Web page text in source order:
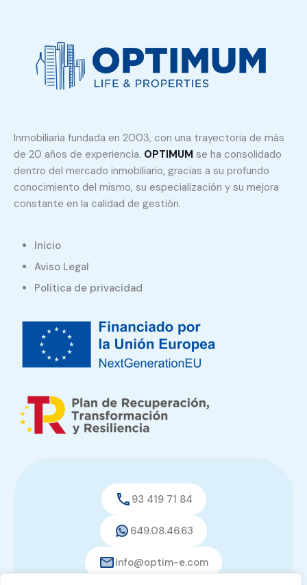
Inmobiliaria fundada en 2003, con una trayectoria de más
de 20 años de experiencia. OPTIMUM se ha consolidado
dentro del mercado inmobiliario, gracias a su profundo
conocimiento del mismo, su especialización y su mejora
constante en la calidad de gestión.
Inicio
Aviso Legal
Política de privacidad
93 419 71 84
649.08.46.63
info@optim-e.com